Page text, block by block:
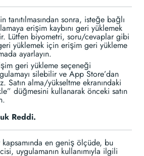
sonra, isteğe bağlı
erişim kaybını geri yüklemek
Lütfen biyometri, soru/cevaplar gibi
yüklemek için erişim geri yükleme
ayarlayın.
geri yükleme seçeneği
silebilir ve App Store’dan
Satın alma/yükseltme ekranındaki
düğmesini kullanarak önceki satın
Reddi.
en geniş ölçüde, bu
uygulamanın kullanımıyla ilgili